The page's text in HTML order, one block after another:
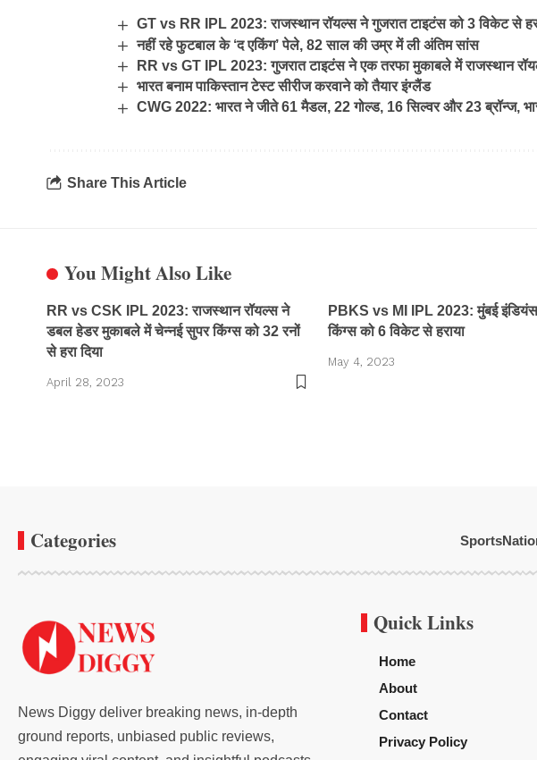
GT vs RR IPL 2023: राजस्थान रॉयल्स ने गुजरात टाइटंस को 3 विकेट से
नहीं रहे फुटबाल के ‘द एकिंग’ पेले, 82 साल की उम्र में ली अंतिम सांस
RR vs GT IPL 2023: गुजरात टाइटंस ने एक तरफा मुकाबले में राजस्थान
भारत बनाम पाकिस्तान टेस्ट सीरीज करवाने को तैयार इंग्लैंड
CWG 2022: भारत ने जीते 61 मैडल, 22 गोल्ड, 16 सिल्वर और 23 ब्रॉन्ज,
Share This Article
You Might Also Like
RR vs CSK IPL 2023: राजस्थान रॉयल्स ने
डबल हेडर मुकाबले में चेन्नई सुपर किंग्स को 32 रनों
से हरा दिया
April 28, 2023
PBKS vs MI IPL 2023: मुंबई
किंग्स को 6 विकेट से हराया
May 4, 2023
Categories Sports
News Diggy deliver breaking news, in-depth
ground reports, unbiased public reviews,
Quick Links
Home
About
Contact
Privacy Policy